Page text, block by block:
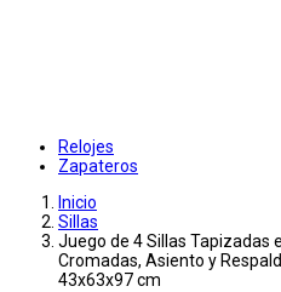
Relojes
Zapateros
Inicio
Sillas
Juego de 4 Sillas Tapizadas
Cromadas, Asiento y
43x63x97 cm